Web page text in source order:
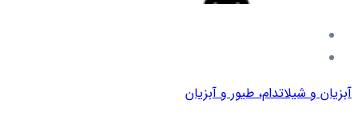
آبزیان و شیلاتدام، طیور و آبزیان